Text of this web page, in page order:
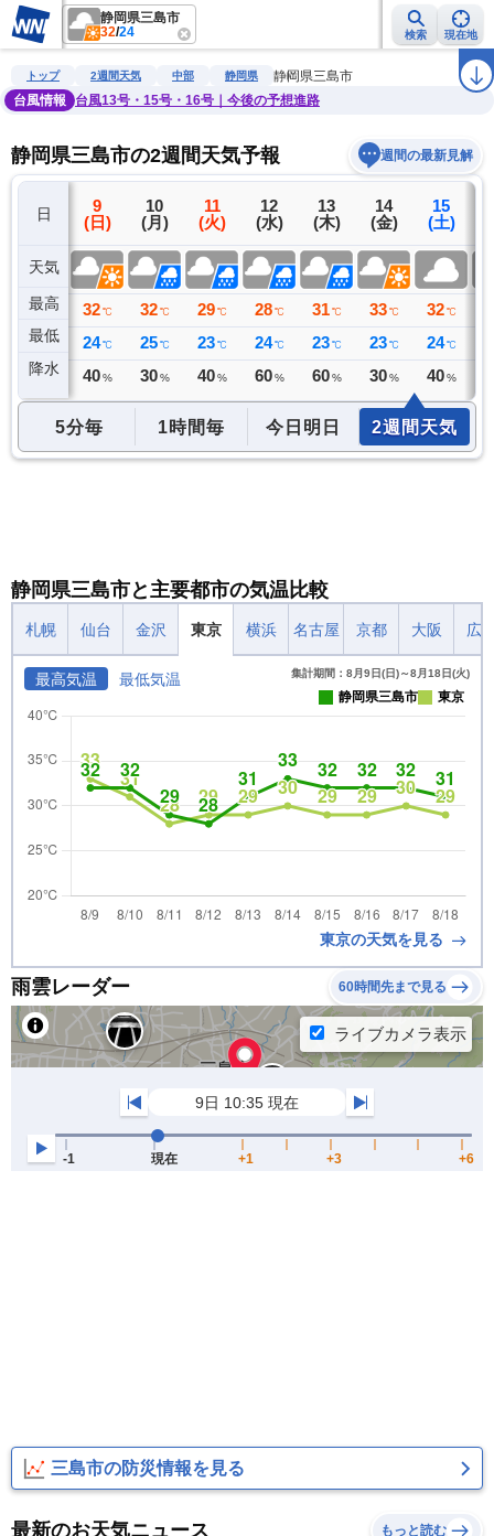
静岡県三島市
32/24 検索 現在地
雨雲レーダー 台風情報 地震情報 警報・注意報 ラ
トップ 2週間天気 中部 静岡県
静岡県三島市
台風情報
台風13号・15号・16号｜今後の予想進路
静岡県三島市の2週間天気予報 週間の最新見解
日
天気
最高
最低
降水
8
(土)
34 ℃
25 ℃
0 ミリ
9
(日)
32 ℃
24 ℃
40 %
10
(月)
32 ℃
25 ℃
30 %
11
(火)
29 ℃
23 ℃
40 %
12
(水)
28 ℃
24 ℃
60 %
13
(木)
31 ℃
23 ℃
60 %
14
(金)
33 ℃
23 ℃
30 %
15
(土)
32 ℃
24 ℃
40 %
5分毎 1時間毎 今日明日 2週間天気
静岡県三島市と主要都市の気温比較
札幌 仙台 金沢 東京 横浜 名古屋 京都 大阪 広
最高気温 最低気温 集計期間：8月9日(日)～8月18日(火)
静岡県三島市 東京
東京の天気を見る
雨雲レーダー 60時間先まで見る
三島市の防災情報を見る
最新のお天気ニュース もっと読む